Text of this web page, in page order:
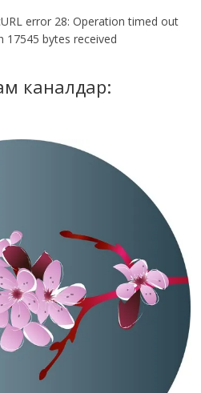
error 28: Operation timed out
17545 bytes received
каналдар: